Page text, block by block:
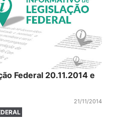
Federal 20.11.2014 e
21/11/2014